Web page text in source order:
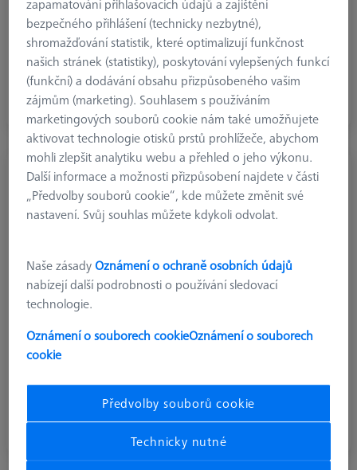
Základní desky
Základní desky pro kvádry, konstrukční prvky a sady
Spojení základních desek s konstrukčními prvky
zapamatování přihlašovacích údajů a zajištění
bezpečného přihlášení (technicky nezbytné),
shromažďování statistik, které optimalizují funkčnost
našich stránek (statistiky), poskytování vylepšených funkcí
(funkční) a dodávání obsahu přizpůsobeného vašim
zájmům (marketing). Souhlasem s používáním
marketingových souborů cookie nám také umožňujete
aktivovat technologie otisků prstů prohlížeče, abychom
mohli zlepšit analytiku webu a přehled o jeho výkonu.
Další informace a možnosti přizpůsobení najdete v části
„Předvolby souborů cookie“, kde můžete změnit své
nastavení. Svůj souhlas můžete kdykoli odvolat.
Naše zásadyOznámení o ochraně osobních údajů
nabízejí další podrobnosti o používání sledovací
technologie.
Oznámení o souborech cookieOznámení o souborech
cookie
Předvolby souborů cookie
Technicky nutné